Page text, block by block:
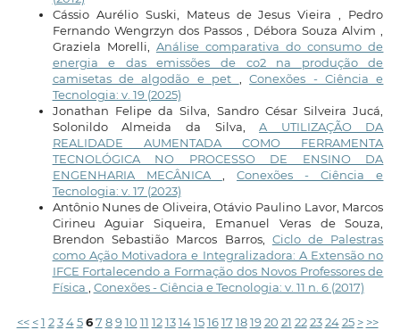
Cássio Aurélio Suski, Mateus de Jesus Vieira , Pedro
Fernando Wengrzyn dos Passos , Débora Souza Alvim ,
Graziela Morelli, Análise comparativa do consumo de
energia e das emissões de co2 na produção de
camisetas de algodão e pet ,Conexões - Ciência e
Tecnologia: v. 19 (2025)
Jonathan Felipe da Silva, Sandro César Silveira Jucá,
Solonildo Almeida da Silva,A UTILIZAÇÃO DA
REALIDADE AUMENTADA COMO FERRAMENTA
TECNOLÓGICA NO PROCESSO DE ENSINO DA
ENGENHARIA MECÂNICA ,Conexões - Ciência e
Tecnologia: v. 17 (2023)
Antônio Nunes de Oliveira, Otávio Paulino Lavor, Marcos
Cirineu Aguiar Siqueira, Emanuel Veras de Souza,
Brendon Sebastião Marcos Barros, Ciclo de Palestras
como Ação Motivadora e Integralizadora: A Extensão no
IFCE Fortalecendo a Formação dos Novos Professores de
Física , Conexões - Ciência e Tecnologia: v. 11 n. 6 (2017)
<< < 1 2 3 4 5 6 7 8 9 10 11 12 13 14 15 16 17 18 19 20 21 22 23 24 25 > >>